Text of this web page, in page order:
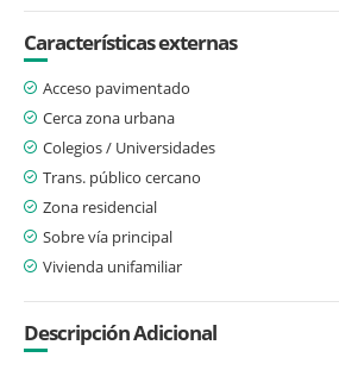
Características externas
Acceso pavimentado
Cerca zona urbana
Colegios / Universidades
Trans. público cercano
Zona residencial
Sobre vía principal
Vivienda unifamiliar
Descripción Adicional